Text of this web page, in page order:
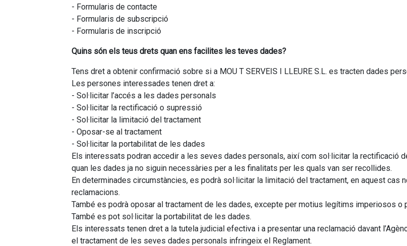
- Formularis de contacte
- Formularis de subscripció
- Formularis de inscripció
Quins són els teus drets quan ens facilites les teves dades?
Tens dret a obtenir confirmació sobre si a MOU T SERVEIS I LLEURE S.L. es tracten dades
Les persones interessades tenen dret a:
- Sol·licitar l’accés a les dades personals
- Sol·licitar la rectificació o supressió
- Sol·licitar la limitació del tractament
- Oposar-se al tractament
- Sol·licitar la portabilitat de les dades
Els interessats podran accedir a les seves dades personals, així com sol·licitar la rectificació
quan les dades ja no siguin necessàries per a les finalitats per les quals van ser recollides.
En determinades circumstàncies, es podrà sol·licitar la limitació del tractament, en aquest cas
reclamacions.
També es podrà oposar al tractament de les dades, excepte per motius legítims imperiosos o
També es pot sol·licitar la portabilitat de les dades.
Els interessats tenen dret a la tutela judicial efectiva i a presentar una reclamació davant
el tractament de les seves dades personals infringeix el Reglament.